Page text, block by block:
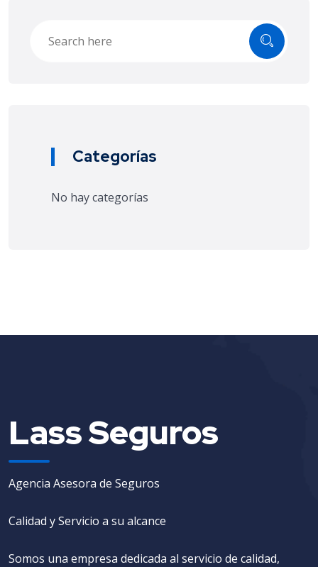
Categorías
No hay categorías
Lass Seguros
Agencia Asesora de Seguros
Calidad y Servicio a su alcance
Somos una empresa dedicada al servicio de calidad,